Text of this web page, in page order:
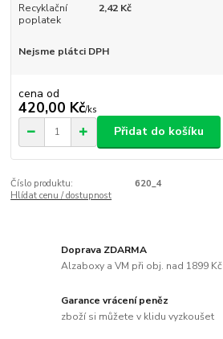
Recyklační
poplatek
2,42 Kč
Nejsme plátci DPH
cena od
420,00 Kč/ks
Přidat do košíku
Číslo produktu:
620_4
Hlídat cenu / dostupnost
Doprava ZDARMA
Alzaboxy a VM při obj. nad 1899 Kč
Garance vrácení peněz
zboží si můžete v klidu vyzkoušet